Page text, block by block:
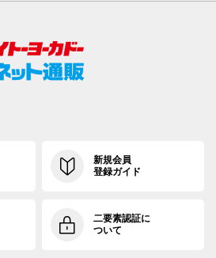
新規会員
登録ガイド
二要素認証に
ついて